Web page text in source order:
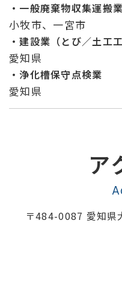
・一般廃棄物収集運搬業
小牧市、一宮市
・建設業（とび／土工
愛知県
・浄化槽保守点検業
愛知県
ア
〒484-0087 愛知県